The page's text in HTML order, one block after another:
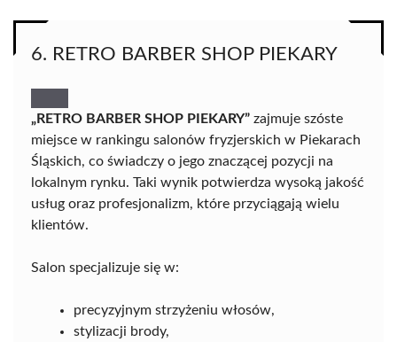
6. RETRO BARBER SHOP PIEKARY
„RETRO BARBER SHOP PIEKARY” zajmuje szóste
miejsce w rankingu salonów fryzjerskich w Piekarach
Śląskich, co świadczy o jego znaczącej pozycji na
lokalnym rynku. Taki wynik potwierdza wysoką jakość
usług oraz profesjonalizm, które przyciągają wielu
klientów.
Salon specjalizuje się w:
precyzyjnym strzyżeniu włosów,
stylizacji brody,